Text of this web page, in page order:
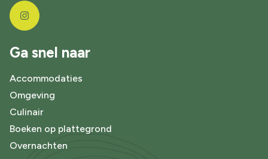
Ga snel naar
Accommodaties
Omgeving
Culinair
Boeken op plattegrond
Overnachten